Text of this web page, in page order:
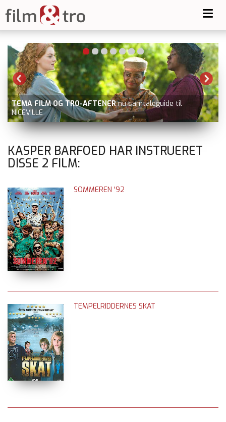
TEMA FILM OG TRO-AFTENER nu samtaleguide til
NICEVILLE
KASPER BARFOED HAR INSTRUERET
DISSE 2 FILM:
SOMMEREN '92
TEMPELRIDDERNES SKAT